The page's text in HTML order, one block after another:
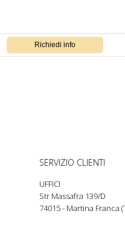
SERVIZIO CLIENTI
UFFICI
Str Massafra 139/D
74015 - Martina Franca